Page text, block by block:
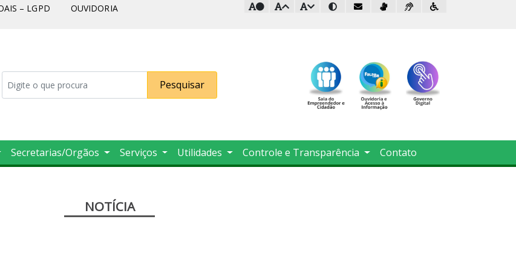
– LGPD
OUVIDORIA
Pesquisar
Secretarias/Orgãos Serviços Utilidades Controle e Transparência Contato
NOTÍCIA